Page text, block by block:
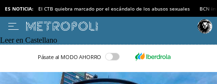
ES NOTICIA: El CTB quiebra marcado por el escándalo de los abusos sexuales BCN
Leer en Castellano
Pásate al MODO AHORRO